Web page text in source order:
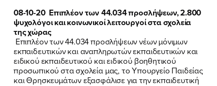
08-10-20 Επιπλέον των 44.034 προσλήψεων, 2.800
ψυχολόγοι και κοινωνικοί λειτουργοί στα σχολεία
της χώρας
Επιπλέον των 44.034 προσλήψεων νέων μόνιμων
εκπαιδευτικών και αναπληρωτών εκπαιδευτικών και
ειδικού εκπαιδευτικού και ειδικού βοηθητικού
προσωπικού στα σχολεία μας, το Υπουργείο Παιδείας
και Θρησκευμάτων εξασφάλισε για την εκπαιδευτική
Δεδομένων
Όρους
Χρήσηςτου δικτυακού τόπου του
Πολιτικού Γραφείου της Βουλευτού
Νίκης Κεραμέως
ΥΠΟΒΟΛΗ
Δεδομένων
Όρους
Χρήσηςτου δικτυακού τόπου του
Πολιτικού Γραφείου της Βουλευτού
Νίκης Κεραμέως
ΥΠΟΒΟΛΗ